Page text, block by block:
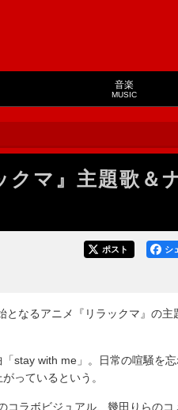
音楽
MUSIC
マ』主題歌＆
シ
ポスト
なるアニメ『リラックマ』の主
stay with me」。日常の喧騒を
っているという。
ラボビジュアル、幾田りらのコ